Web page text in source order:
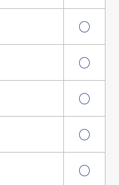
○
○
○
○
○